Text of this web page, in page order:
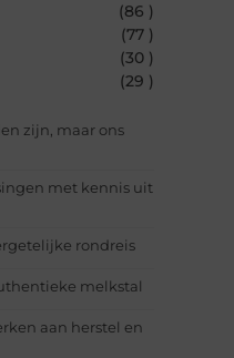
(86 )
(77 )
(30 )
(29 )
zijn, maar ons
met kennis uit
rondreis
melkstal
aan herstel en